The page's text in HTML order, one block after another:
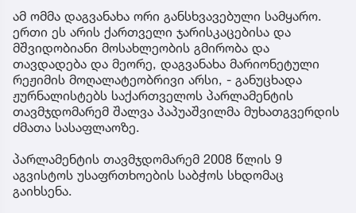
ამ ომმა დაგვანახა ორი განსხვავებული სამყარო.
ერთი ეს არის ქართველი ჯარისკაცებისა და
მშვიდობიანი მოსახლეობის გმირობა და
თავდადება და მეორე, დაგვანახა მარიონეტული
რეჟიმის მოღალატეობრივი არსი, - განუცხადა
ჟურნალისტებს საქართველოს პარლამენტის
თავმჯდომარემ შალვა პაპუაშვილმა მუხათგვერდის
ძმათა სასაფლაოზე.
პარლამენტის თავმჯდომარემ 2008 წლის 9
აგვისტოს უსაფრთხოების საბჭოს სხდომაც
გაიხსენა.